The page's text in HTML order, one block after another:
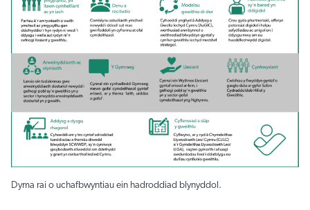
Dyma rai o uchafbwyntiau ein hadroddiad blynyddol.